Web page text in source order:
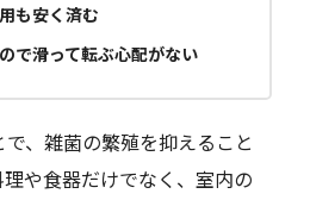
も安く済む
で滑って転ぶ心配がない
、雑菌の繁殖を抑えること
や食器だけでなく、室内の